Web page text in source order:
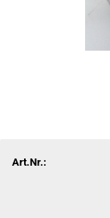
Art.Nr.: